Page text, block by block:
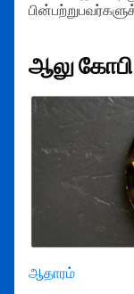
ஆலு கோபி
ஆதாரம்